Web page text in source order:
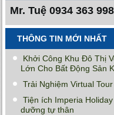
Mr. Tuệ 0934 363 998
THÔNG TIN MỚI NHẤT
Khởi Công Khu Đô Thị
Lớn Cho Bất Động Sản
Trải Nghiệm Virtual
Tiện ích Imperia
dưỡng tự thân